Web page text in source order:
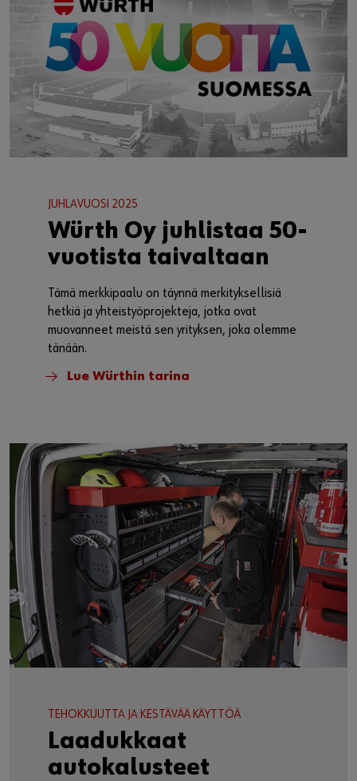
JUHLAVUOSI 2025
Würth Oy juhlistaa 50-
vuotista taivaltaan
Tämä merkkipaalu on täynnä merkityksellisiä
hetkiä ja yhteistyöprojekteja, jotka ovat
muovanneet meistä sen yrityksen, joka olemme
tänään.
Lue Würthin tarina
TEHOKKUUTTA JA KESTÄVÄÄ KÄYTTÖÄ
Laadukkaat
autokalusteet